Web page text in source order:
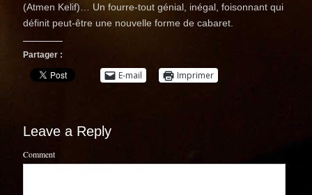
(Atmen Kelif)… Un fourre-tout génial, inégal, foisonnant qui
définit peut-être une nouvelle forme de cabaret.
Partager :
E-mail Imprimer
Leave a Reply
Comment